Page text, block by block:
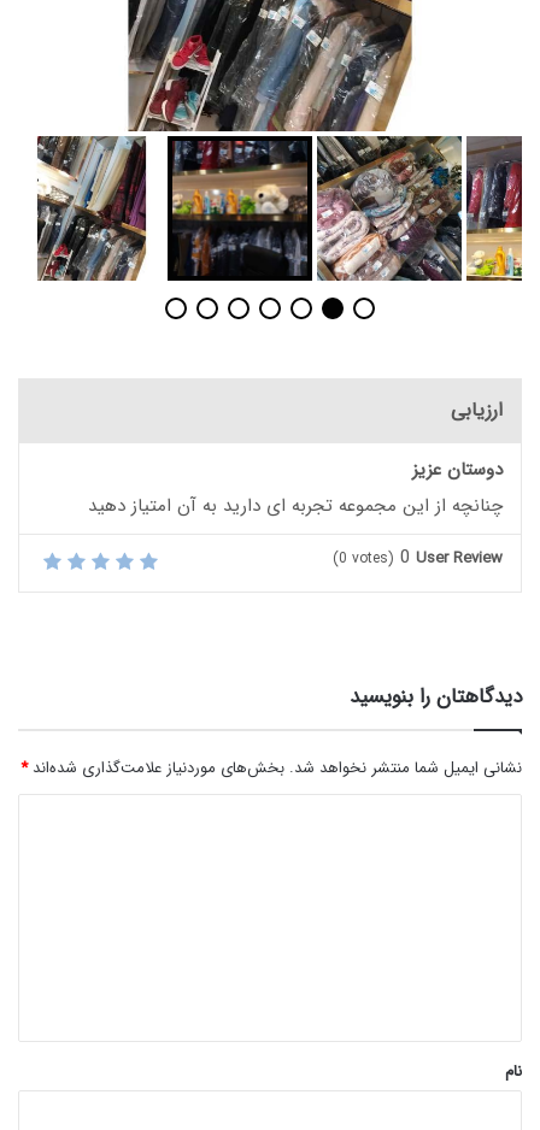
ارزیابی
دوستان عزیز
چنانچه از این مجموعه تجربه ای دارید به آن امتیاز دهید
User Review
0
(0 votes)
دیدگاهتان را بنویسید
نشانی ایمیل شما منتشر نخواهد شد. بخش‌های موردنیاز علامت‌گذاری شده‌اند*
نام